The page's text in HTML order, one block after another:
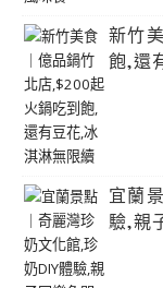
新竹
飽,還
宜蘭
驗,親